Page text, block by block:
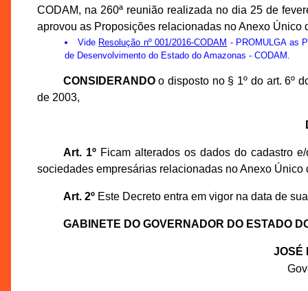
CODAM, na 260ª reunião realizada no dia 25 de
aprovou as Proposições relacionadas no Anexo Único
Vide Resolução nº 001/2016-CODAM - PROMULGA as
de Desenvolvimento do Estado do Amazonas - CODAM.
CONSIDERANDOo disposto no § 1º do art. 6º
de 2003,
Art. 1ºFicam alterados os dados do cadastro
sociedades empresárias relacionadas no Anexo Único
Art. 2ºEste Decreto entra em vigor na data de
GABINETE DO GOVERNADOR DO ESTADO
JOSÉ